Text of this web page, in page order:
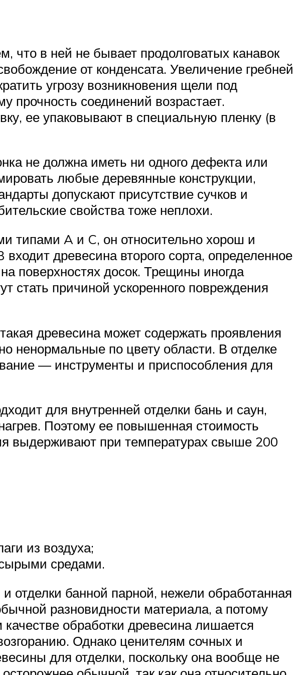
что в ней не бывает продолговатых канавок
от конденсата. Увеличение гребней
угрозу возникновения щели под
прочность соединений возрастает.
ее упаковывают в специальную пленку (в
не должна иметь ни одного дефекта или
любые деревянные конструкции,
допускают присутствие сучков и
свойства тоже неплохи.
типами A и C, он относительно хорош и
древесина второго сорта, определенное
поверхностях досок. Трещины иногда
стать причиной ускоренного повреждения
древесина может содержать проявления
ненормальные по цвету области. В отделке
— инструменты и приспособления для
для внутренней отделки бань и саун,
Поэтому ее повышенная стоимость
выдерживают при температурах свыше 200
из воздуха;
сырыми средами.
отделки банной парной, нежели обработанная
разновидности материала, а потому
обработки древесина лишается
Однако ценителям сочных и
для отделки, поскольку она вообще не